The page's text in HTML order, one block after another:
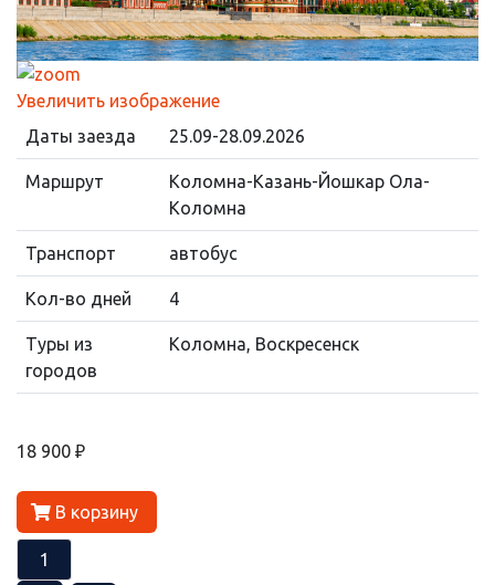
Увеличить изображение
Даты заезда
25.09-28.09.2026
Маршрут
Коломна-Казань-Йошкар Ола-
Коломна
Транспорт автобус
Кол-во дней 4
Туры из
городов
Коломна, Воскресенск
18 900 ₽
В корзину